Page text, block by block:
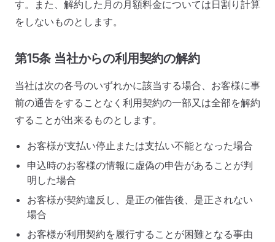
す。また、解約した月の月額料金については日割り計算
をしないものとします。
第15条 当社からの利用契約の解約
当社は次の各号のいずれかに該当する場合、お客様に事
前の通告をすることなく利用契約の一部又は全部を解約
することが出来るものとします。
お客様が支払い停止または支払い不能となった場合
申込時のお客様の情報に虚偽の申告があることが判
明した場合
お客様が契約違反し、是正の催告後、是正されない
場合
お客様が利用契約を履行することが困難となる事由